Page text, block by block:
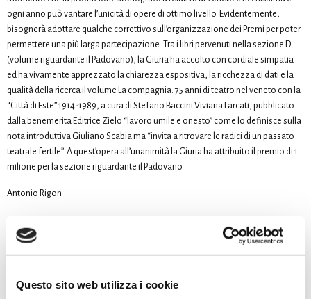
Questo sito web utilizza i cookie
ogni anno può vantare l’unicità di opere di ottimo livello. Evidentemente,
bisognerà adottare qualche correttivo sull’organizzazione dei Premi per poter
permettere una più larga partecipazione. Tra i libri pervenuti nella sezione D
(volume riguardante il Padovano), la Giuria ha accolto con cordiale simpatia
ed ha vivamente apprezzato la chiarezza espositiva, la ricchezza di dati e la
qualità della ricerca il volume La compagnia: 75 anni di teatro nel veneto con la
“Città di Este” 1914-1989, a cura di Stefano Baccini Viviana Larcati, pubblicato
dalla benemerita Editrice Zielo “lavoro umile e onesto” come lo definisce sulla
nota introduttiva Giuliano Scabia ma “invita a ritrovare le radici di un passato
teatrale fertile”. A quest’opera all’unanimità la Giuria ha attribuito il premio di 1
milione per la sezione riguardante il Padovano.
Antonio Rigon
premio non è stato assegnato.